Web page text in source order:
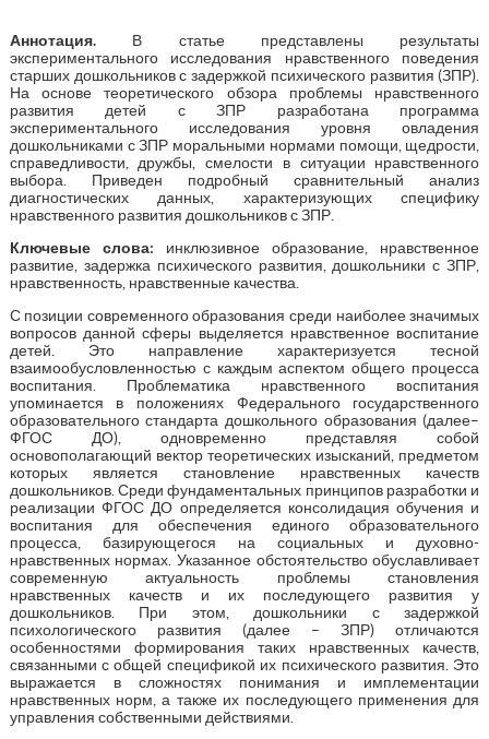
Аннотация. В статье представлены результаты
экспериментального исследования нравственного поведения
старших дошкольников с задержкой психического развития (ЗПР).
На основе теоретического обзора проблемы нравственного
развития детей с ЗПР разработана программа
экспериментального исследования уровня овладения
дошкольниками с ЗПР моральными нормами помощи, щедрости,
справедливости, дружбы, смелости в ситуации нравственного
выбора. Приведен подробный сравнительный анализ
диагностических данных, характеризующих специфику
нравственного развития дошкольников с ЗПР.
Ключевые слова: инклюзивное образование, нравственное
развитие, задержка психического развития, дошкольники с ЗПР,
нравственность, нравственные качества.
С позиции современного образования среди наиболее значимых
вопросов данной сферы выделяется нравственное воспитание
детей. Это направление характеризуется тесной
взаимообусловленностью с каждым аспектом общего процесса
воспитания. Проблематика нравственного воспитания
упоминается в положениях Федерального государственного
образовательного стандарта дошкольного образования (далее–
ФГОС ДО), одновременно представляя собой
основополагающий вектор теоретических изысканий, предметом
которых является становление нравственных качеств
дошкольников. Среди фундаментальных принципов разработки и
реализации ФГОС ДО определяется консолидация обучения и
воспитания для обеспечения единого образовательного
процесса, базирующегося на социальных и духовно-
нравственных нормах. Указанное обстоятельство обуславливает
современную актуальность проблемы становления
нравственных качеств и их последующего развития у
дошкольников. При этом, дошкольники с задержкой
психологического развития (далее – ЗПР) отличаются
особенностями формирования таких нравственных качеств,
связанными с общей спецификой их психического развития. Это
выражается в сложностях понимания и имплементации
нравственных норм, а также их последующего применения для
управления собственными действиями.